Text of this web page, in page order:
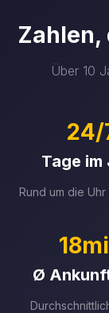
Zahlen,
Über 10
24/
Tage im
Rund um die
Ø